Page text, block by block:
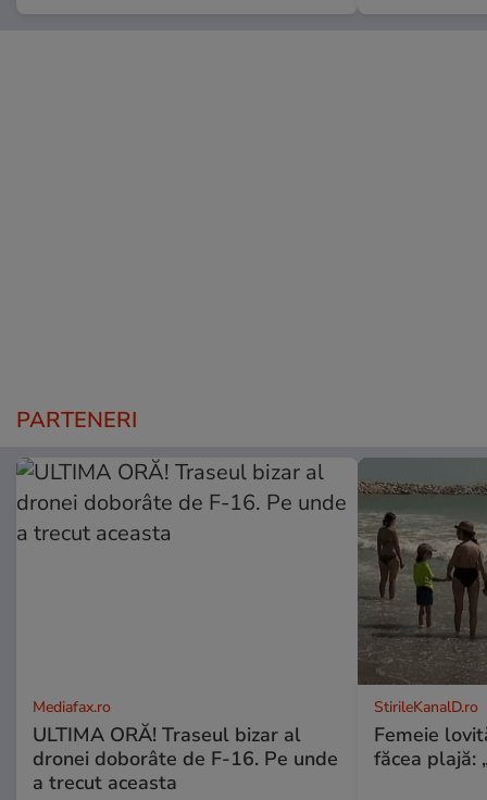
PARTENERI
Mediafax.ro
ULTIMA ORĂ! Traseul bizar al
dronei doborâte de F-16. Pe unde
a trecut aceasta
StirileKanalD.ro
Femeie
făcea plajă: